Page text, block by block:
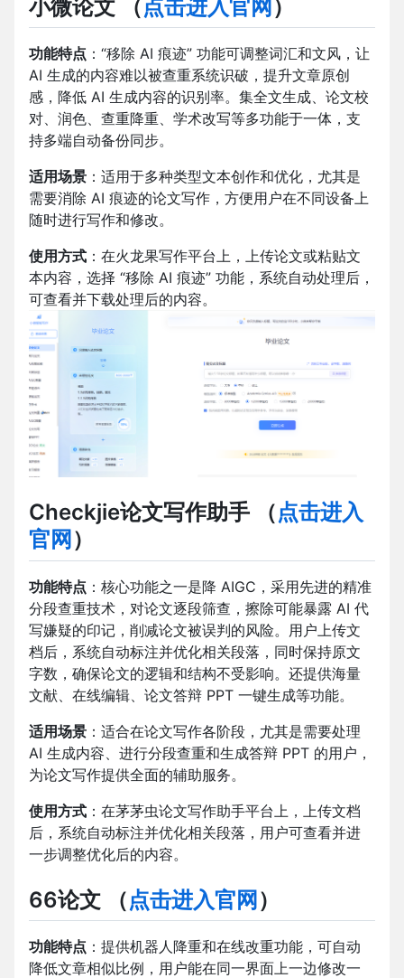
小微论文 （ 点击进入官网 ）
功能特点 ：“移除 AI 痕迹” 功能可调整词汇和文风，让
AI 生成的内容难以被查重系统识破，提升文章原创
感，降低 AI 生成内容的识别率。集全文生成、论文校
对、润色、查重降重、学术改写等多功能于一体，支
持多端自动备份同步。
适用场景 ：适用于多种类型文本创作和优化，尤其是
需要消除 AI 痕迹的论文写作，方便用户在不同设备上
随时进行写作和修改。
使用方式 ：在火龙果写作平台上，上传论文或粘贴文
本内容，选择 “移除 AI 痕迹” 功能，系统自动处理后，
可查看并下载处理后的内容。
Checkjie论文写作助手 （点击进入
官网 ）
功能特点 ：核心功能之一是降 AIGC，采用先进的精准
分段查重技术，对论文逐段筛查，擦除可能暴露 AI 代
写嫌疑的印记，削减论文被误判的风险。用户上传文
档后，系统自动标注并优化相关段落，同时保持原文
字数，确保论文的逻辑和结构不受影响。还提供海量
文献、在线编辑、论文答辩 PPT 一键生成等功能。
适用场景 ：适合在论文写作各阶段，尤其是需要处理
AI 生成内容、进行分段查重和生成答辩 PPT 的用户，
为论文写作提供全面的辅助服务。
使用方式 ：在茅茅虫论文写作助手平台上，上传文档
后，系统自动标注并优化相关段落，用户可查看并进
一步调整优化后的内容。
66论文 （点击进入官网）
功能特点 ：提供机器人降重和在线改重功能，可自动
降低文章相似比例，用户能在同一界面上一边修改一